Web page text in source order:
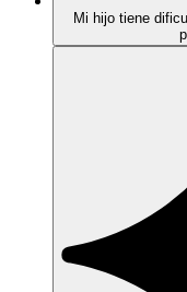
Mi hijo tiene